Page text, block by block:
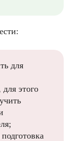
для
этого